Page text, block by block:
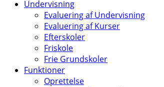
Undervisning
Evaluering af Undervisning
Evaluering af Kurser
Efterskoler
Friskole
Frie Grundskoler
Funktioner
Oprettelse